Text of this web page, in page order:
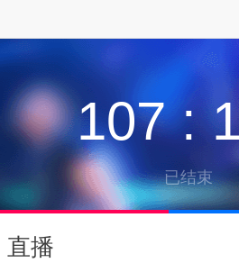
107 :
已结束
直播